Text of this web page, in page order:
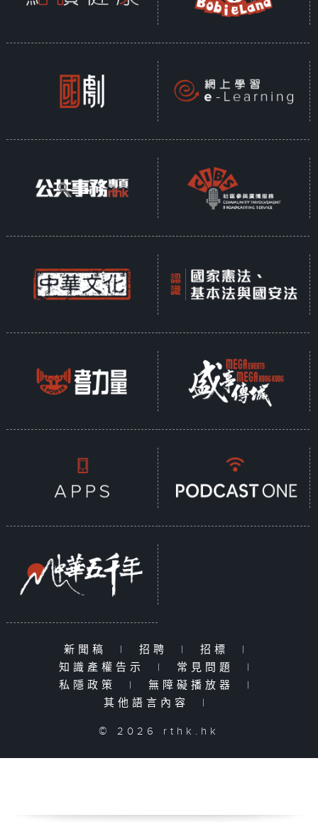
新聞稿 | 招聘 | 招標
|
知識產權告示
| 常見問題
|
私隱政策
| 無障礙播放器
|
其他語言內容
|
© 2026 rthk.hk